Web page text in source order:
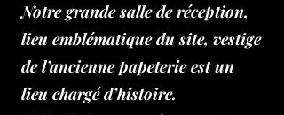
Notre grande salle de réception,
lieu emblématiquedu site, vestige
de l’ancienne papeterie est un
lieu chargé d’histoire.